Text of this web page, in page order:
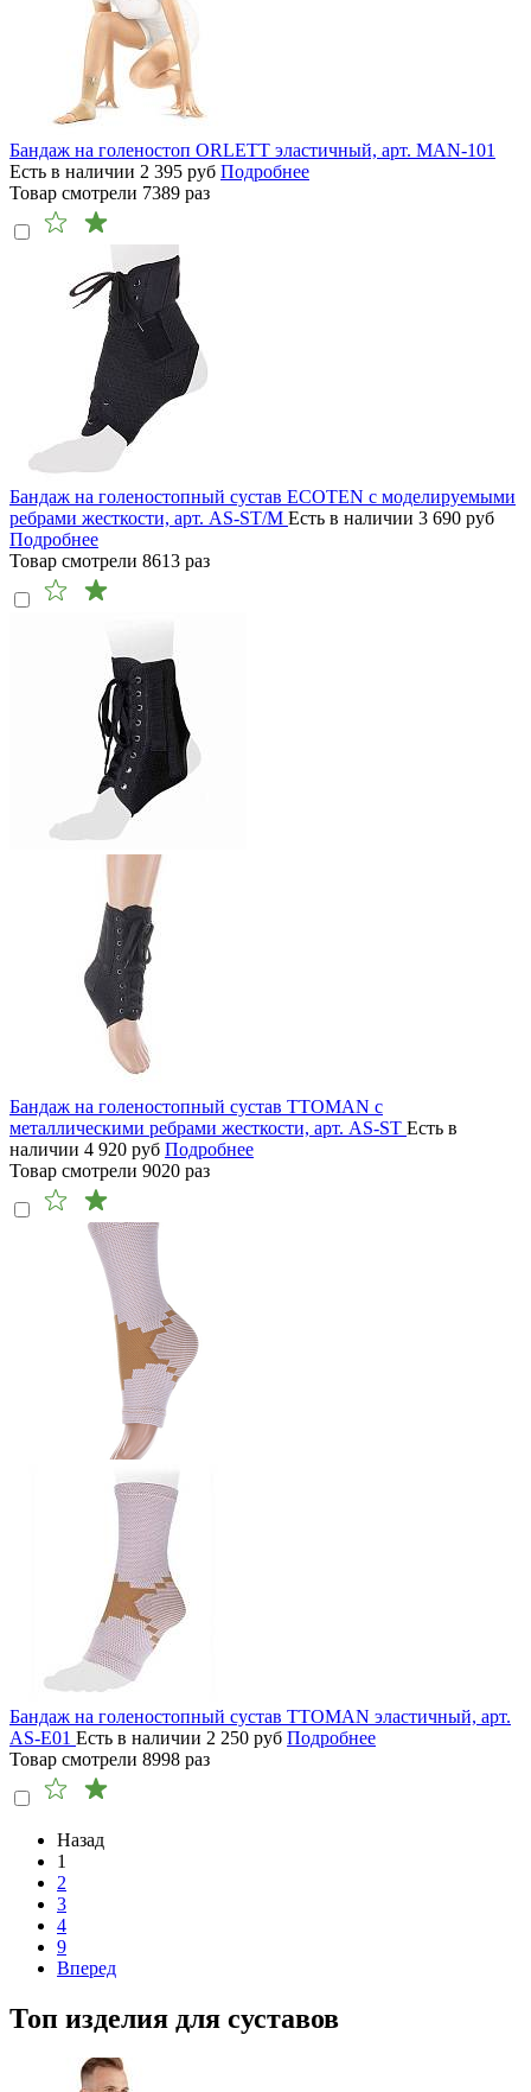
Бандаж на голеностоп ORLETT эластичный, арт. MAN-101
Есть в наличии 2 395 руб Подробнее
Товар смотрели 7389 раз
Бандаж на голеностопный сустав ECOTEN с моделируемыми
ребрами жесткости, арт. AS-ST/M Есть в наличии 3 690 руб
Подробнее
Товар смотрели 8613 раз
Бандаж на голеностопный сустав TTOMAN с
металлическими ребрами жесткости, арт. AS-ST Есть в
наличии 4 920 руб Подробнее
Товар смотрели 9020 раз
Бандаж на голеностопный сустав TTOMAN эластичный, арт.
AS-E01 Есть в наличии 2 250 руб Подробнее
Товар смотрели 8998 раз
Назад
1
2
3
4
9
Вперед
Топ изделия для суставов